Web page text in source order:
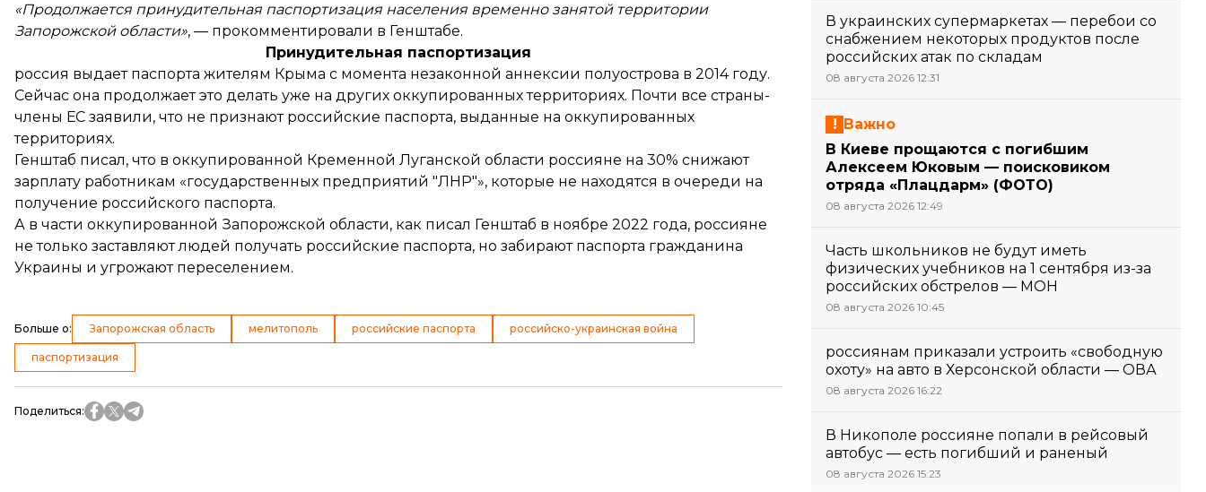
«Продолжается принудительная паспортизация населения временно занятой территории
Запорожской области», — прокомментировали в Генштабе.
Принудительная паспортизация
россия выдает паспорта жителям Крыма с момента незаконной аннексии полуострова в 2014 году.
Сейчас она продолжает это делать уже на других оккупированных территориях. Почти все страны-
члены ЕС заявили, что не признают российские паспорта, выданные на оккупированных
территориях.
Генштаб писал, что в оккупированной Кременной Луганской области россияне на 30% снижают
зарплату работникам «государственных предприятий "ЛНР"», которые не находятся в очереди на
получение российского паспорта.
А в части оккупированной Запорожской области, как писал Генштаб в ноябре 2022 года, россияне
не только заставляют людей получать российские паспорта, но забирают паспорта гражданина
Украины и угрожают переселением.
Больше о: Запорожская область мелитополь российские паспорта российско-украинская война
паспортизация
Поделиться:
В украинских супермаркетах — перебои со
снабжением некоторых продуктов после
российских атак по складам
08 августа 2026 12:31
Важно
В Киеве прощаются с погибшим
Алексеем Юковым — поисковиком
отряда «Плацдарм» (ФОТО)
08 августа 2026 12:49
Часть школьников не будут иметь
физических учебников на 1 сентября из-за
российских обстрелов — МОН
08 августа 2026 10:45
россиянам приказали устроить «свободную
охоту» на авто в Херсонской области — ОВА
08 августа 2026 16:22
В Никополе россияне попали в рейсовый
автобус — есть погибший и раненый
08 августа 2026 15:23